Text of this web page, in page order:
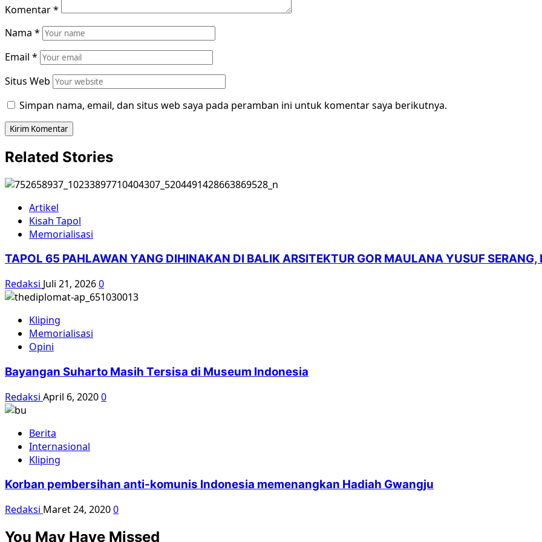
Komentar*
Nama *
Email *
Situs Web
Simpan nama, email, dan situs web saya pada peramban ini untuk komentar saya berikutnya.
Related Stories
Artikel
Kisah Tapol
Memorialisasi
TAPOL 65 PAHLAWAN YANG DIHINAKAN DI BALIK ARSITEKTUR GOR MAULANA YUSUF SERANG,
Redaksi Juli 21, 20260
Kliping
Memorialisasi
Opini
Bayangan Suharto Masih Tersisa di Museum Indonesia
Redaksi April 6, 20200
Berita
Internasional
Kliping
Korban pembersihan anti-komunis Indonesia memenangkan Hadiah Gwangju
Redaksi Maret 24, 20200
You May Have Missed